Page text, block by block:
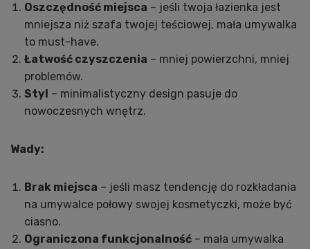
Oszczędność miejsca – jeśli twoja łazienka jest
mniejsza niż szafa twojej teściowej, mała umywalka
to must-have.
Łatwość czyszczenia – mniej powierzchni, mniej
problemów.
Styl – minimalistyczny design pasuje do
nowoczesnych wnętrz.
Wady:
Brak miejsca – jeśli masz tendencję do rozkładania
na umywalce połowy swojej kosmetyczki, może być
ciasno.
Ograniczona funkcjonalność – mała umywalka